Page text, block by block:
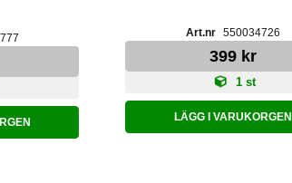
550034726
399 kr
1 st
LÄGG I VARUKORGEN